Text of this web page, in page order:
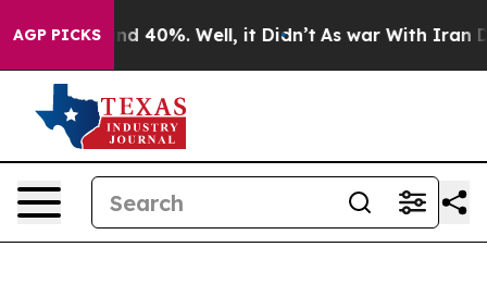
AGP PICKS
Around 40%. Well, it Didn’t As war With Iran